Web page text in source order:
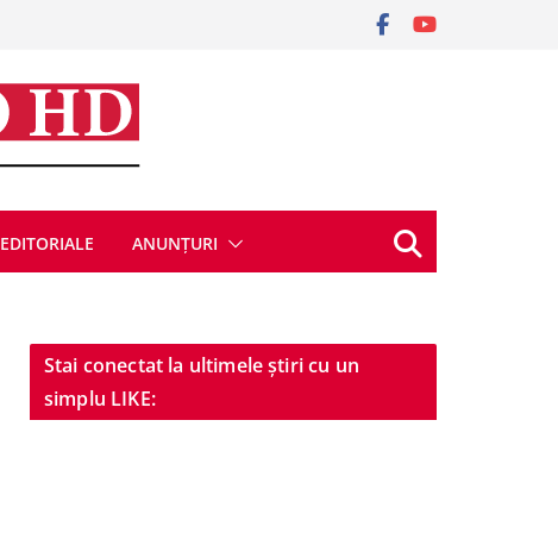
EDITORIALE ANUNȚURI
Stai conectat la ultimele știri cu un
simplu LIKE: